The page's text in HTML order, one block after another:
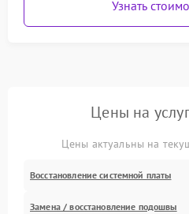
Узнать
Цены на
Цены актуальны на
Восстановление системной платы
Замена / восстановление подошвы